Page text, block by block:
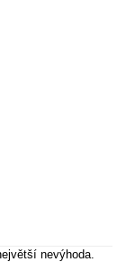
nevýhoda.